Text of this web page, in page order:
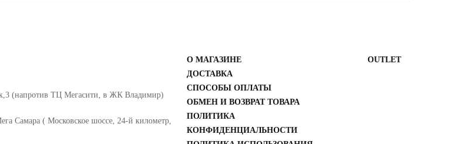
(напротив ТЦ Мегасити, в ЖК Владимир)
Самара ( Московское шоссе, 24-й километр,
О МАГАЗИНЕ
ДОСТАВКА
СПОСОБЫ ОПЛАТЫ
ОБМЕН И ВОЗВРАТ ТОВАРА
ПОЛИТИКА
КОНФИДЕНЦИАЛЬНОСТИ
ОUTLET